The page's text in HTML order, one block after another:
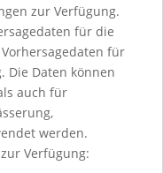
zur Verfügung.
für die
für
Die Daten können
auch für
werden.
Verfügung: